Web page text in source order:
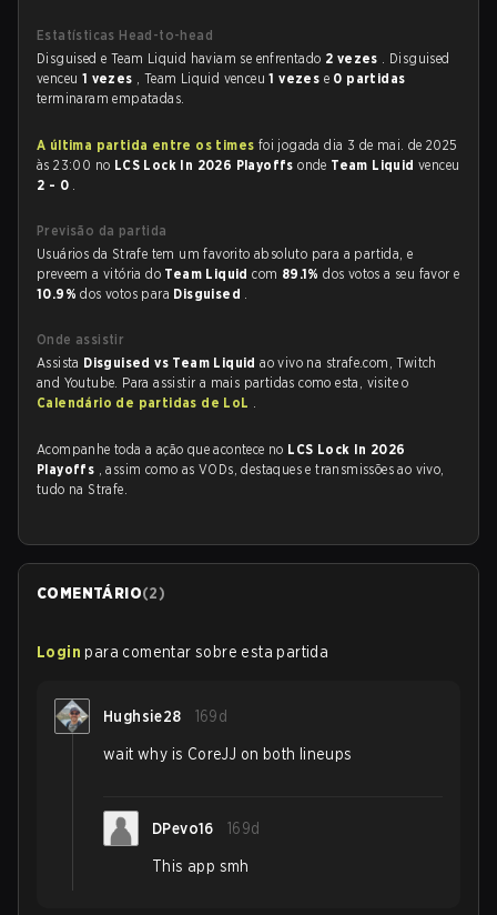
Estatísticas Head-to-head
Disguised e Team Liquid haviam se enfrentado 2 vezes . Disguised
venceu 1 vezes , Team Liquid venceu1 vezes e 0 partidas
terminaram empatadas.
A última partida entre os times foi jogada dia 3 de mai. de 2025
às 23:00 no LCS Lock In 2026 Playoffsonde Team Liquidvenceu
2 - 0 .
Previsão da partida
Usuários da Strafe tem um favorito absoluto para a partida, e
preveem a vitória do Team Liquidcom 89.1%dos votos a seu favor e
10.9%dos votos para Disguised .
Onde assistir
Assista Disguised vs Team Liquidao vivo na strafe.com, Twitch
and Youtube. Para assistir a mais partidas como esta, visite o
Calendário de partidas de LoL .
Acompanhe toda a ação que acontece no LCS Lock In 2026
Playoffs , assim como as VODs, destaques e transmissões ao vivo,
tudo na Strafe.
COMENTÁRIO(2)
Login para comentar sobre esta partida
Hughsie28 169d
wait why is CoreJJ on both lineups
DPevo16 169d
This app smh